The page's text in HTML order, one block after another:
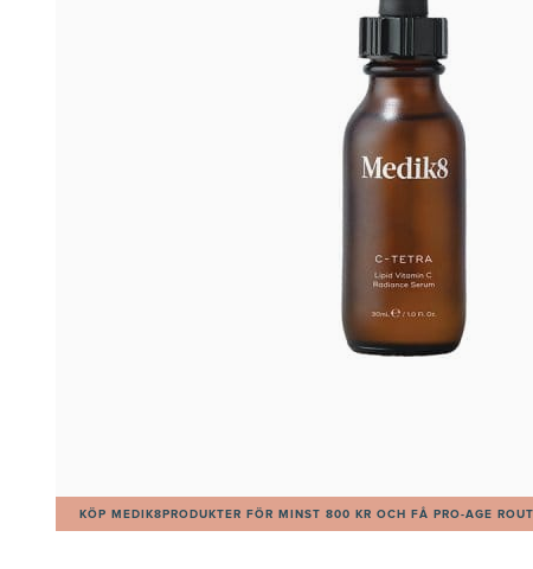
KÖP MEDIK8PRODUKTER FÖR MINST 800 KR OCH FÅ PRO-AGE